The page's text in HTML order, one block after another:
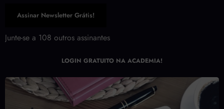
Assinar Newsletter Grátis!
Junte-se a 108 outros assinantes
LOGIN GRATUITO NA ACADEMIA!